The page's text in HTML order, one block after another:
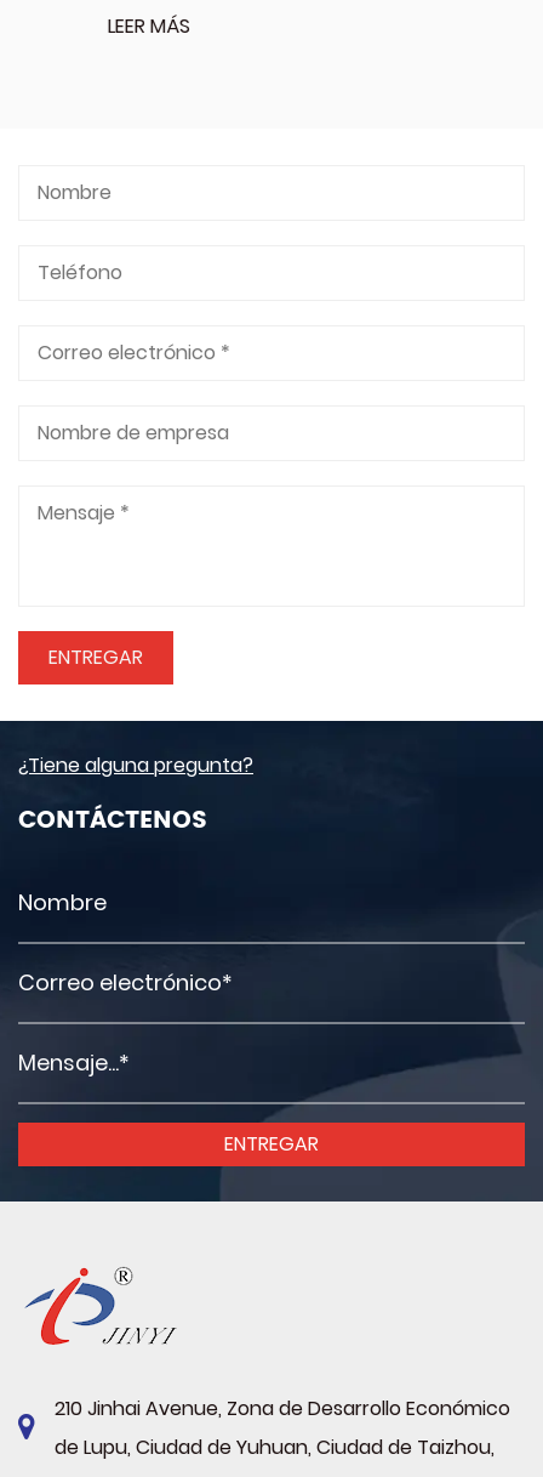
¿Tiene alguna pregunta?
CONTÁCTENOS
210 Jinhai Avenue, Zona de Desarrollo Económico
de Lupu, Ciudad de Yuhuan, Ciudad de Taizhou,